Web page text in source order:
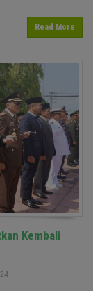
Read More
Kembali